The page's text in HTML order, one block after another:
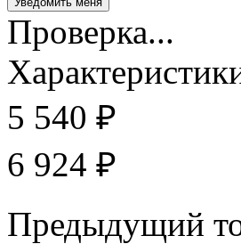
Проверка...
5 540 ₽
6 924 ₽
Предыдущий